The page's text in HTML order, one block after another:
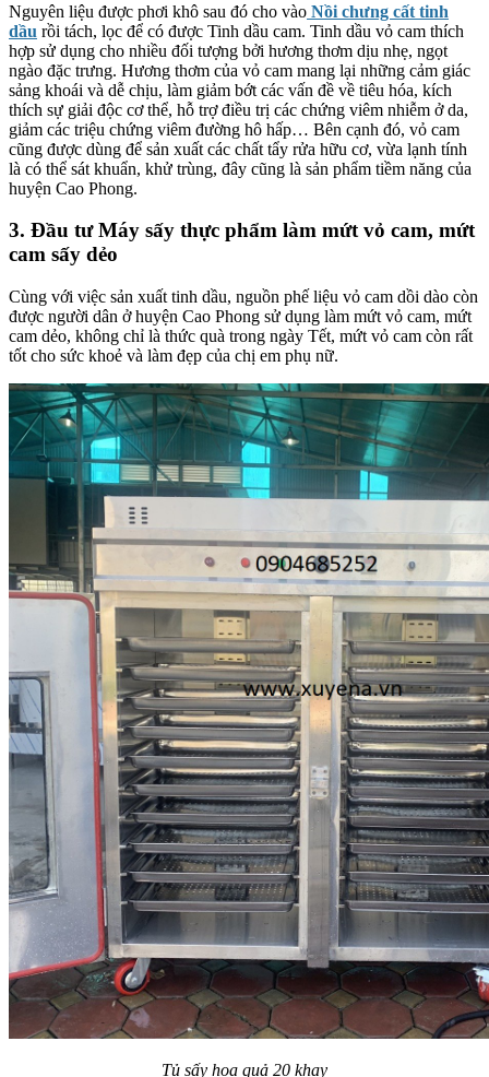
Nguyên liệu được phơi khô sau đó cho vào Nồi chưng cất tinh
dầu rồi tách, lọc để có được Tinh dầu cam. Tinh dầu vỏ cam thích
hợp sử dụng cho nhiều đối tượng bởi hương thơm dịu nhẹ, ngọt
ngào đặc trưng. Hương thơm của vỏ cam mang lại những cảm giác
sảng khoái và dễ chịu, làm giảm bớt các vấn đề về tiêu hóa, kích
thích sự giải độc cơ thể, hỗ trợ điều trị các chứng viêm nhiễm ở da,
giảm các triệu chứng viêm đường hô hấp… Bên cạnh đó, vỏ cam
cũng được dùng để sản xuất các chất tẩy rửa hữu cơ, vừa lạnh tính
là có thể sát khuẩn, khử trùng, đây cũng là sản phẩm tiềm năng của
huyện Cao Phong.
3. Đầu tư Máy sấy thực phẩm làm mứt vỏ cam, mứt
cam sấy dẻo
Cùng với việc sản xuất tinh dầu, nguồn phế liệu vỏ cam dồi dào còn
được người dân ở huyện Cao Phong sử dụng làm mứt vỏ cam, mứt
cam dẻo, không chỉ là thức quà trong ngày Tết, mứt vỏ cam còn rất
tốt cho sức khoẻ và làm đẹp của chị em phụ nữ.
Tủ sấy hoa quả 20 khay